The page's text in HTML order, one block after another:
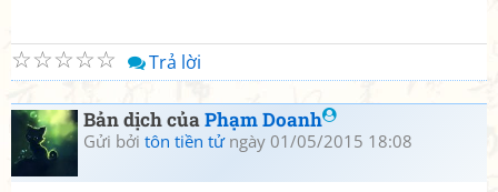
☆
☆
☆
☆
☆ Trả lời
Bản dịch củaPhạm Doanh
Gửi bởi tôn tiền tửngày 01/05/2015 18:08